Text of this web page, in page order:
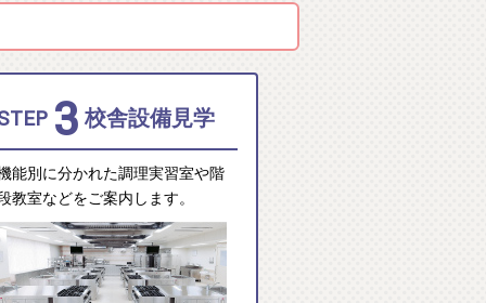
3 校舎設備見学
能別に分かれた調理実習室や階
教室などをご案内します。